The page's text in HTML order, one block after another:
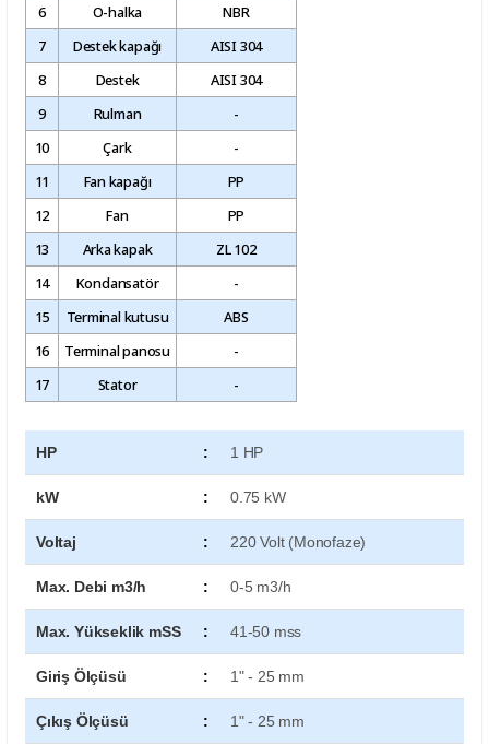
6
O-halka
NBR
7
Destek kapağı
AISI 304
8
Destek
AISI 304
9
Rulman
-
10
Çark
-
11
Fan kapağı
PP
12
Fan
PP
13
Arka kapak
ZL 102
14
Kondansatör
-
15
Terminal kutusu
ABS
16
Terminal panosu
-
17
Stator -
HP : 1 HP
kW : 0.75 kW
Voltaj : 220 Volt (Monofaze)
Max. Debi m3/h : 0-5 m3/h
Max. Yükseklik mSS : 41-50 mss
Giriş Ölçüsü : 1" - 25 mm
Çıkış Ölçüsü : 1" - 25 mm